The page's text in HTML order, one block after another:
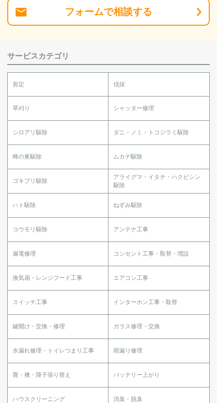
フォームで相談する
サービスカテゴリ
剪定 伐採
草刈り シャッター修理
シロアリ駆除 ダニ・ノミ・トコジラミ駆除
蜂の巣駆除 ムカデ駆除
ゴキブリ駆除
アライグマ・イタチ・ハクビシン
駆除
ハト駆除 ねずみ駆除
コウモリ駆除 アンテナ工事
漏電修理 コンセント工事・取替・増設
換気扇・レンジフード工事 エアコン工事
スイッチ工事 インターホン工事・取替
鍵開け・交換・修理 ガラス修理・交換
水漏れ修理・トイレつまり工事 雨漏り修理
畳・襖・障子張り替え バッテリー上がり
ハウスクリーニング 消臭・脱臭